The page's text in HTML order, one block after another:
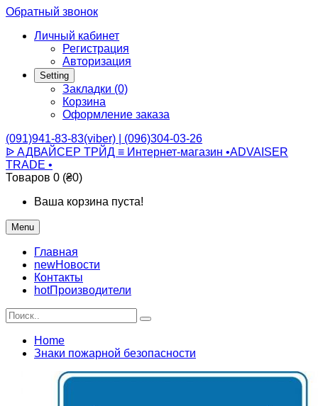
Обратный звонок
Личный кабинет
Регистрация
Авторизация
Setting
Закладки (0)
Корзина
Оформление заказа
(091)941-83-83(viber) | (096)304-03-26
ᐉ АДВАЙСЕР ТРЙД ≡ Интернет-магазин •ADVAISER
TRADE •
Товаров 0 (₴0)
Ваша корзина пуста!
Menu
Главная
newНовости
Контакты
hotПроизводители
Home
Знаки пожарной безопасности